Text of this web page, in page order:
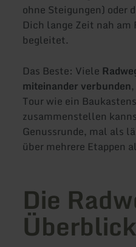
ohne Steigungen) oder
Dich lange Zeit nah am
begleitet.
Das Beste: Viele
miteinander verbunden
Tour wie ein
zusammenstellen
Genussrunde, mal als
über mehrere Etappen
Die
Überblick